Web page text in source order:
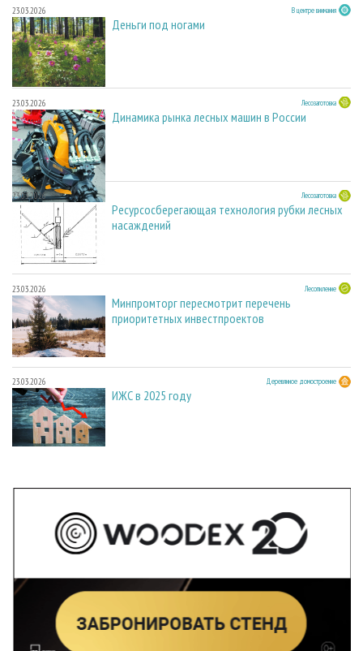
23.03.2026 В центре внимания
Деньги под ногами
23.03.2026 Лесозаготовка
Динамика рынка лесных машин в России
23.03.2026 Лесозаготовка
Ресурсосберегающая технология рубки лесных
насаждений
23.03.2026 Лесопиление
Минпромторг пересмотрит перечень
приоритетных инвестпроектов
23.03.2026 Деревянное домостроение
ИЖС в 2025 году